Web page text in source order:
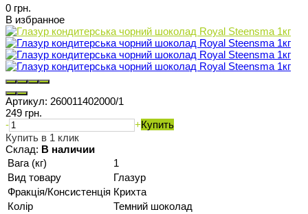
0 грн.
В избранное
Артикул: 260011402000/1
249 грн.
-
+Купить
Купить в 1 клик
Склад: В наличии
Вага (кг)
1
Вид товару
Глазур
Фракція/Консистенція Крихта
Колір
Темний шоколад